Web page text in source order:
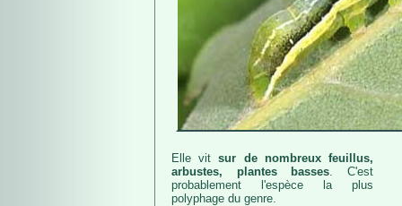
Elle vit sur de nombreux feuillus,
arbustes, plantes basses. C'est
probablement l'espèce la plus
polyphage du genre.